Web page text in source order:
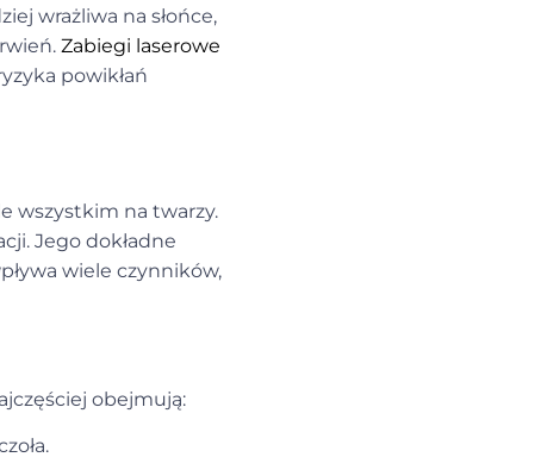
wrażliwa na słońce,
Zabiegi laserowe
powikłań
wszystkim na twarzy.
Jego dokładne
wiele czynników,
obejmują: